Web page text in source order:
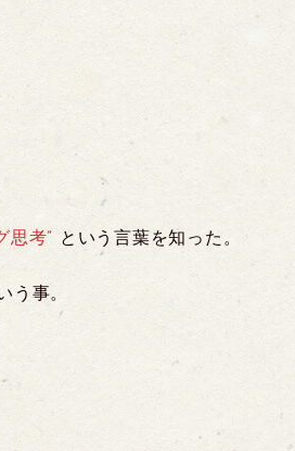
思考” という言葉を知った。
う事。